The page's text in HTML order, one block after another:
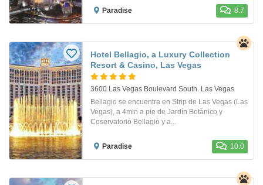
Paradise 8.7
Hotel Bellagio, a Luxury Collection
Resort & Casino, Las Vegas
3600 Las Vegas Boulevard South. Las Vegas
Bellagio se encuentra en Strip de Las Vegas (Las
Vegas), a 4min a pie de Jardín Botánico y
Coservatorio Bellagio y a...
Paradise 10.0